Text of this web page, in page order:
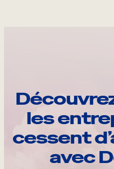
les
cessent
avec